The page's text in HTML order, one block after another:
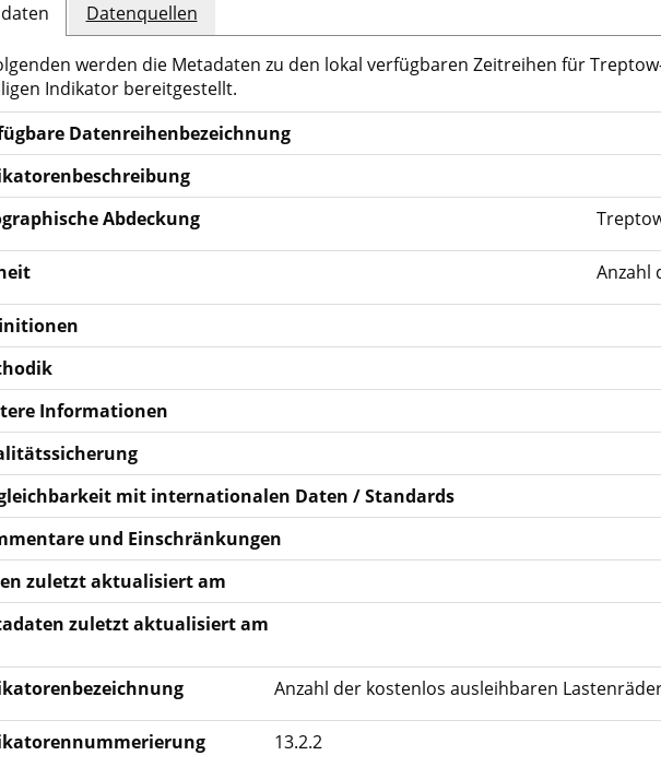
Datenquellen
werden die Metadaten zu den lokal verfügbaren Zeitreihen für
Indikator bereitgestellt.
Datenreihenbezeichnung
Abdeckung
Anzahl
Informationen
mit internationalen Daten / Standards
und Einschränkungen
zuletzt aktualisiert am
zuletzt aktualisiert am
Anzahl der kostenlos ausleihbaren
13.2.2